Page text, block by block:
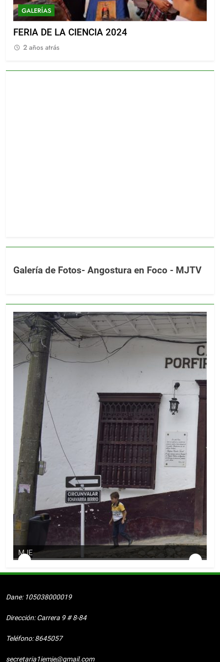
GALERÍAS
FERIA DE LA CIENCIA 2024
2 años atrás
Galería de Fotos- Angostura en Foco - MJTV
MJE
Dane: 105038000019
Dirección: Carrera 9 # 8-84
Teléfono: 8645057
secretaria1iemje@gmail.com